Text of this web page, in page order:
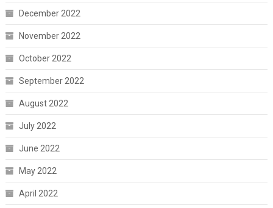
December 2022
November 2022
October 2022
September 2022
August 2022
July 2022
June 2022
May 2022
April 2022